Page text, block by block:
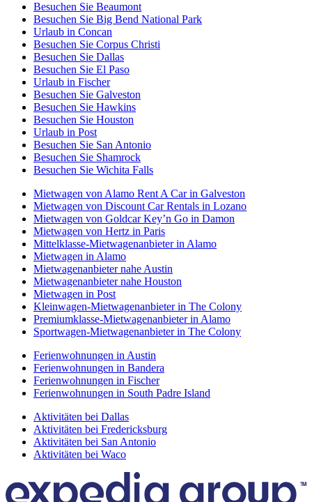
Besuchen Sie Beaumont
Besuchen Sie Big Bend National Park
Urlaub in Concan
Besuchen Sie Corpus Christi
Besuchen Sie Dallas
Besuchen Sie El Paso
Urlaub in Fischer
Besuchen Sie Galveston
Besuchen Sie Hawkins
Besuchen Sie Houston
Urlaub in Post
Besuchen Sie San Antonio
Besuchen Sie Shamrock
Besuchen Sie Wichita Falls
Mietwagen von Alamo Rent A Car in Galveston
Mietwagen von Discount Car Rentals in Lozano
Mietwagen von Goldcar Key’n Go in Damon
Mietwagen von Hertz in Paris
Mittelklasse-Mietwagenanbieter in Alamo
Mietwagen in Alamo
Mietwagenanbieter nahe Austin
Mietwagenanbieter nahe Houston
Mietwagen in Post
Kleinwagen-Mietwagenanbieter in The Colony
Premiumklasse-Mietwagenanbieter in Alamo
Sportwagen-Mietwagenanbieter in The Colony
Ferienwohnungen in Austin
Ferienwohnungen in Bandera
Ferienwohnungen in Fischer
Ferienwohnungen in South Padre Island
Aktivitäten bei Dallas
Aktivitäten bei Fredericksburg
Aktivitäten bei San Antonio
Aktivitäten bei Waco